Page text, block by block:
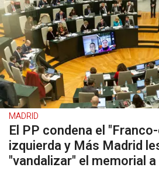
MADRID
El PP condena el
izquierda y Más Madrid
"vandalizar" el memorial